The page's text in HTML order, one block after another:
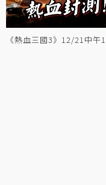
《熱血三國3》12/21中午